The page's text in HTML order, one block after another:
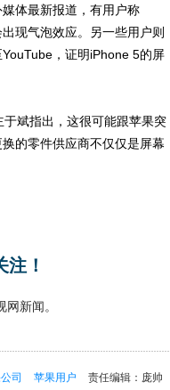
体最新报道，有用户称
现气泡效应。另一些用户则
，证明iPhone 5的屏
斌指出，这很可能跟苹果突
的零件供应商不仅仅是屏幕
！
新闻。
责任编辑：庞帅
司
苹果用户